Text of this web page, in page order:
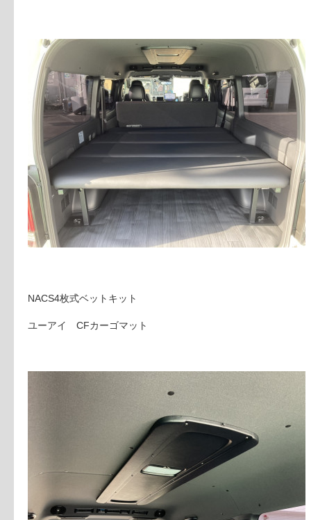
NACS4枚式ベットキット
ユーアイ CFカーゴマット